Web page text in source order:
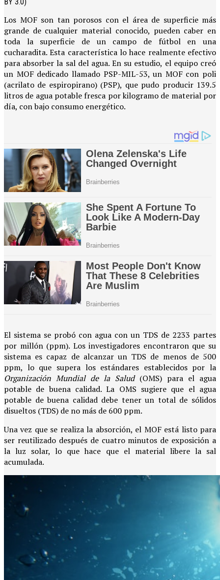
Los MOF son tan porosos con el área de superficie más
grande de cualquier material conocido, pueden caber en
toda la superficie de un campo de fútbol en una
cucharadita. Esta característica lo hace realmente efectivo
para absorber la sal del agua. En su estudio, el equipo creó
un MOF dedicado llamado PSP-MIL-53, un MOF con poli
(acrilato de espiropirano) (PSP), que pudo producir 139.5
litros de agua potable fresca por kilogramo de material por
día, con bajo consumo energético.
El sistema se probó con agua con un TDS de 2233 partes
por millón (ppm). Los investigadores encontraron que su
sistema es capaz de alcanzar un TDS de menos de 500
ppm, lo que supera los estándares establecidos por la
Organización Mundial de la Salud(OMS) para el agua
potable de buena calidad. La OMS sugiere que el agua
potable de buena calidad debe tener un total de sólidos
disueltos (TDS) de no más de 600 ppm.
Una vez que se realiza la absorción, el MOF está listo para
ser reutilizado después de cuatro minutos de exposición a
la luz solar, lo que hace que el material libere la sal
acumulada.